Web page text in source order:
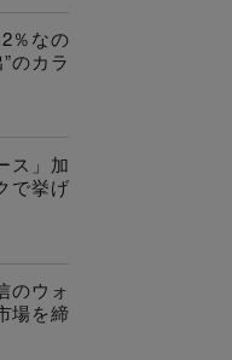
％なの
のカラ
ス」加
で挙げ
のウォ
場を締